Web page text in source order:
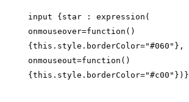
input {star : expression(
onmouseover=function()
{this.style.borderColor="#060"},
onmouseout=function()
{this.style.borderColor="#c00"})}